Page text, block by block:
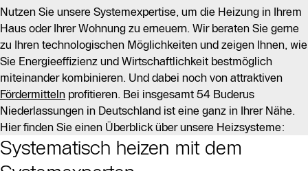
Nutzen Sie unsere Systemexpertise, um die Heizung in Ihrem
Haus oder Ihrer Wohnung zu erneuern. Wir beraten Sie gerne
zu Ihren technologischen Möglichkeiten und zeigen Ihnen, wie
Sie Energieeffizienz und Wirtschaftlichkeit bestmöglich
miteinander kombinieren. Und dabei noch von attraktiven
Fördermitteln profitieren. Bei insgesamt 54 Buderus
Niederlassungen in Deutschland ist eine ganz in Ihrer Nähe.
Hier finden Sie einen Überblick über unsere Heizsysteme:
Slider Bildergalerie
Systematisch heizen mit dem